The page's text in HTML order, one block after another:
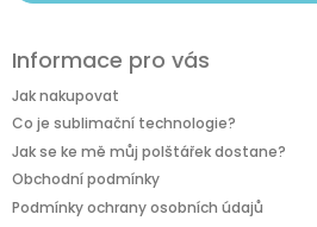
Informace pro vás
Jak nakupovat
Co je sublimační technologie?
Jak se ke mě můj polštářek dostane?
Obchodní podmínky
Podmínky ochrany osobních údajů